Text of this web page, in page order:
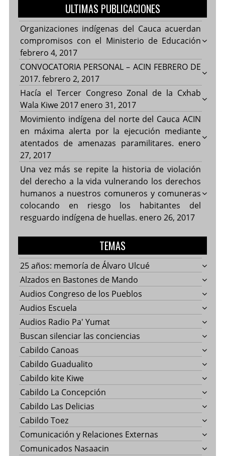
ULTIMAS PUBLICACIONES
Organizaciones indígenas del Cauca acuerdan
compromisos con el Ministerio de Educación
febrero 4, 2017
CONVOCATORIA PERSONAL – ACIN FEBRERO DE
2017. febrero 2, 2017
Hacía el Tercer Congreso Zonal de la Cxhab
Wala Kiwe 2017 enero 31, 2017
Movimiento indígena del norte del Cauca ACIN
en máxima alerta por la ejecución mediante
atentados de amenazas paramilitares. enero
27, 2017
Una vez más se repite la historia de violación
del derecho a la vida vulnerando los derechos
humanos a nuestros comuneros y comuneras
colocando en riesgo los habitantes del
resguardo indígena de huellas. enero 26, 2017
TEMAS
25 años: memoría de Álvaro Ulcué
Alzados en Bastones de Mando
Audios Congreso de los Pueblos
Audios Escuela
Audios Radio Pa' Yumat
Buscan silenciar las conciencias
Cabildo Canoas
Cabildo Guadualito
Cabildo kite Kiwe
Cabildo La Concepción
Cabildo Las Delicias
Cabildo Toez
Comunicación y Relaciones Externas
Comunicados Nasaacin